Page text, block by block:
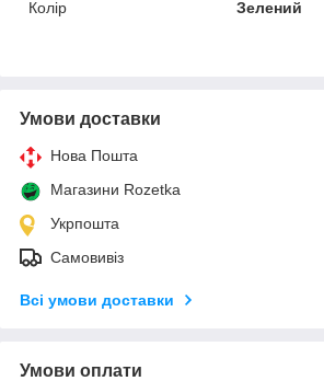
Колір Зелений
Умови доставки
Нова Пошта
Магазини Rozetka
Укрпошта
Самовивіз
Всі умови доставки
Умови оплати